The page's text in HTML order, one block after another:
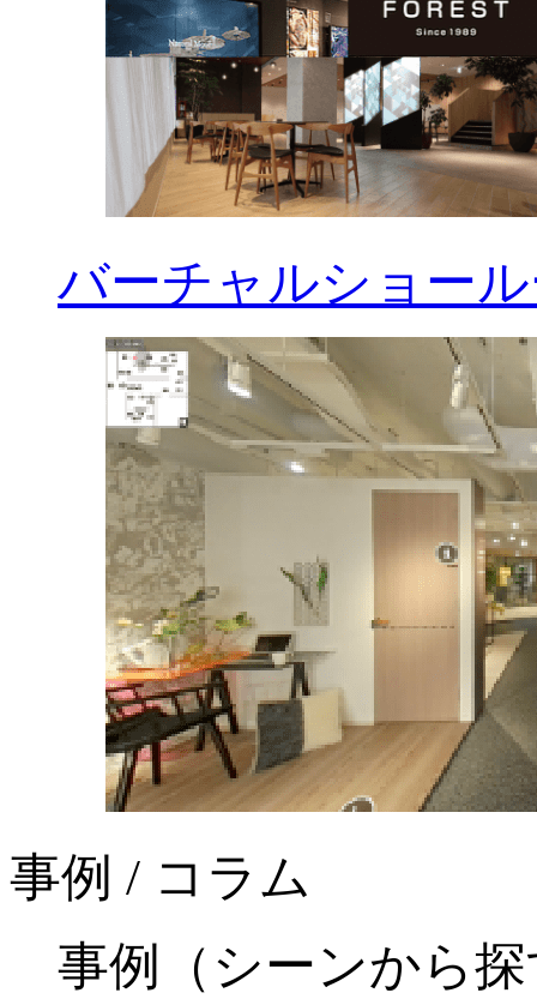
バーチャルショール
事例 / コラム
事例（シーンから